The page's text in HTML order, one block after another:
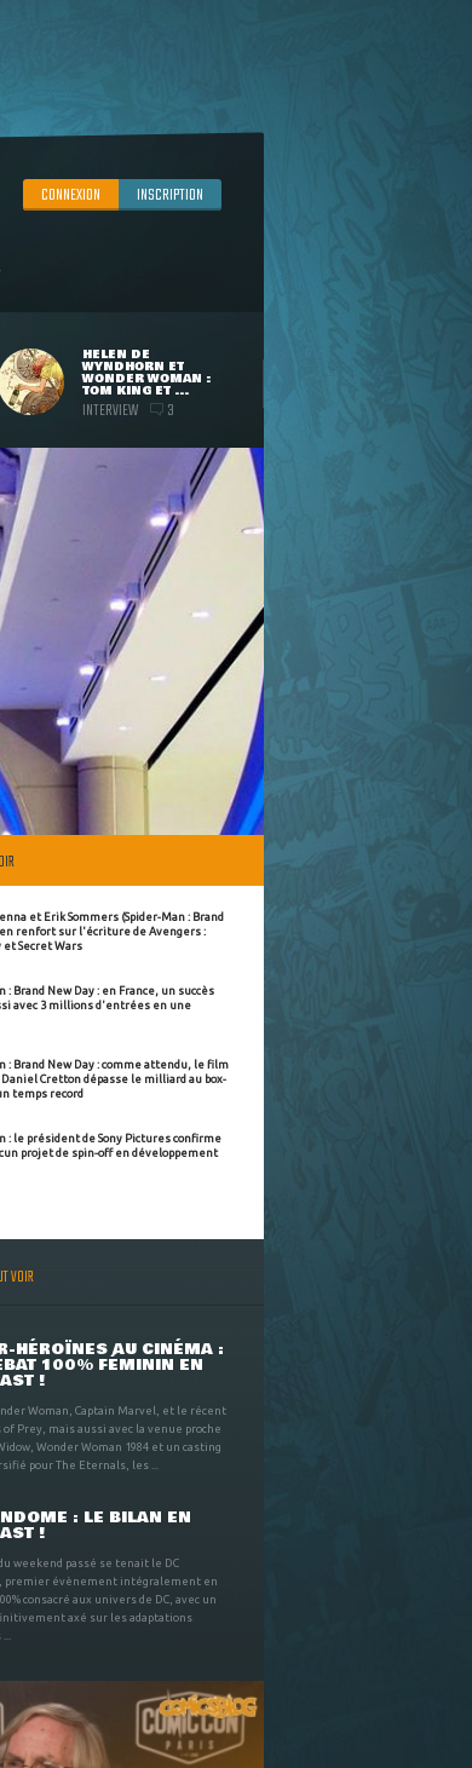
CONNEXION INSCRIPTION
HELEN DE
WYNDHORN ET
WONDER WOMAN :
TOM KING ET ...
INTERVIEW 3
et Erik Sommers (Spider-Man : Brand
en renfort sur l'écriture de Avengers :
et Secret Wars
: Brand New Day : en France, un succès
avec 3 millions d'entrées en une
: Brand New Day : comme attendu, le film
Cretton dépasse le milliard au box-
temps record
: le président de Sony Pictures confirme
projet de spin-off en développement
VOIR
HÉROÏNES AU CINÉMA :
100% FÉMININ EN
!
Woman, Captain Marvel, et le récent
Prey, mais aussi avec la venue proche
Wonder Woman 1984 et un casting
pour The Eternals, les ...
: LE BILAN EN
!
weekend passé se tenait le DC
premier évènement intégralement en
consacré aux univers de DC, avec un
axé sur les adaptations